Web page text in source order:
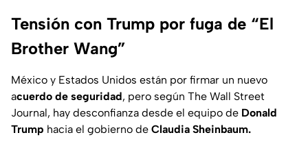
Tensión con Trump por fuga de “El
Brother Wang”
México y Estados Unidos están por firmar un nuevo
acuerdo de seguridad, pero según The Wall Street
Journal, hay desconfianza desde el equipo de Donald
Trump hacia el gobierno de Claudia Sheinbaum.